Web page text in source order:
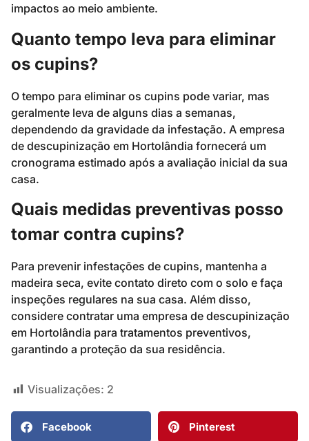
impactos ao meio ambiente.
Quanto tempo leva para eliminar
os cupins?
O tempo para eliminar os cupins pode variar, mas
geralmente leva de alguns dias a semanas,
dependendo da gravidade da infestação. A empresa
de descupinização em Hortolândia fornecerá um
cronograma estimado após a avaliação inicial da sua
casa.
Quais medidas preventivas posso
tomar contra cupins?
Para prevenir infestações de cupins, mantenha a
madeira seca, evite contato direto com o solo e faça
inspeções regulares na sua casa. Além disso,
considere contratar uma empresa de descupinização
em Hortolândia para tratamentos preventivos,
garantindo a proteção da sua residência.
Visualizações: 2
Facebook Pinterest